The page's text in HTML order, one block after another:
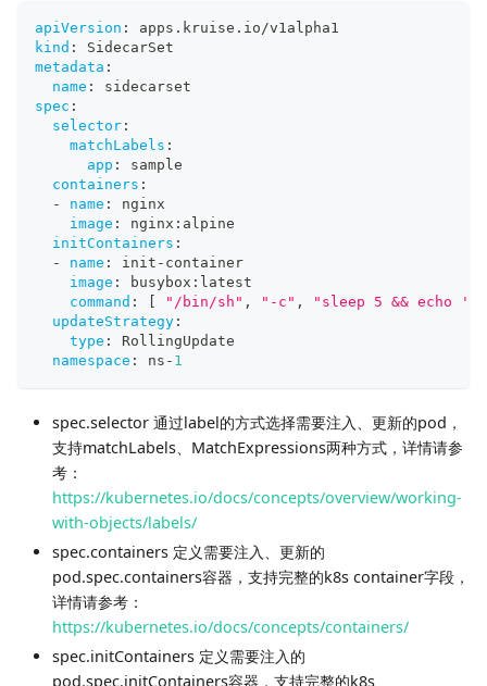
apiVersion :
apps.kruise.io/v1alpha1
kind :
SidecarSet
metadata :
name :
sidecarset
spec :
selector :
matchLabels :
app :
sample
containers :
-
name :
nginx
image : nginx : alpine
initContainers :
-
name : init - container
image : busybox : latest
command : "/bin/sh" , "-c" ,
"sleep 5 && echo
updateStrategy :
type :
RollingUpdate
namespace : ns - 1
spec.selector 通过label的方式选择需要注入、更新的pod，
支持matchLabels、MatchExpressions两种方式，详情请参
考：
https://kubernetes.io/docs/concepts/overview/working-
with-objects/labels/
spec.containers 定义需要注入、更新的
pod.spec.containers容器，支持完整的k8s container字段，
详情请参考：
https://kubernetes.io/docs/concepts/containers/
spec.initContainers 定义需要注入的
pod.spec.initContainers容器，支持完整的k8s